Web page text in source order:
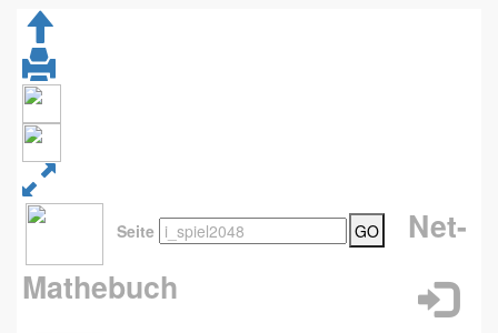
Seite GO
Net-
Mathebuch